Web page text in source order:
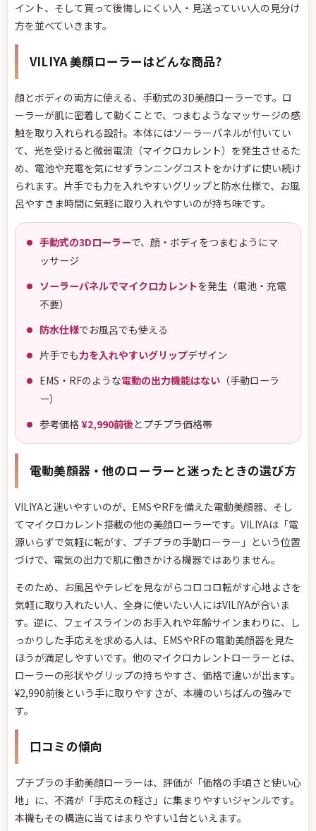
イント、そして買って後悔しにくい人・見送っていい人の見分け
方を並べていきます。
VILIYA 美顔ローラーはどんな商品?
顔とボディの両方に使える、手動式の3D美顔ローラーです。ロ
ーラーが肌に密着して動くことで、つまむようなマッサージの感
触を取り入れられる設計。本体にはソーラーパネルが付いてい
て、光を受けると微弱電流（マイクロカレント）を発生させるた
め、電池や充電を気にせずランニングコストをかけずに使い続け
られます。片手でも力を入れやすいグリップと防水仕様で、お風
呂やすきま時間に気軽に取り入れやすいのが持ち味です。
手動式の3Dローラーで、顔・ボディをつまむようにマ
ッサージ
ソーラーパネルでマイクロカレントを発生（電池・充電
不要）
防水仕様でお風呂でも使える
片手でも力を入れやすいグリップデザイン
EMS・RFのような電動の出力機能はない （手動ローラ
ー）
参考価格¥2,990前後とプチプラ価格帯
電動美顔器・他のローラーと迷ったときの選び方
VILIYAと迷いやすいのが、EMSやRFを備えた電動美顔器、そし
てマイクロカレント搭載の他の美顔ローラーです。VILIYAは「電
源いらずで気軽に転がす、プチプラの手動ローラー」という位置
づけで、電気の出力で肌に働きかける機器ではありません。
そのため、お風呂やテレビを見ながらコロコロ転がす心地よさを
気軽に取り入れたい人、全身に使いたい人にはVILIYAが合いま
す。逆に、フェイスラインのお手入れや年齢サインまわりに、し
っかりした手応えを求める人は、EMSやRFの電動美顔器を見た
ほうが満足しやすいです。他のマイクロカレントローラーとは、
ローラーの形状やグリップの持ちやすさ、価格で違いが出ます。
¥2,990前後という手に取りやすさが、本機のいちばんの強みで
す。
口コミの傾向
プチプラの手動美顔ローラーは、評価が「価格の手頃さと使い心
地」に、不満が「手応えの軽さ」に集まりやすいジャンルです。
本機もその構造に当てはまりやすい1台といえます。